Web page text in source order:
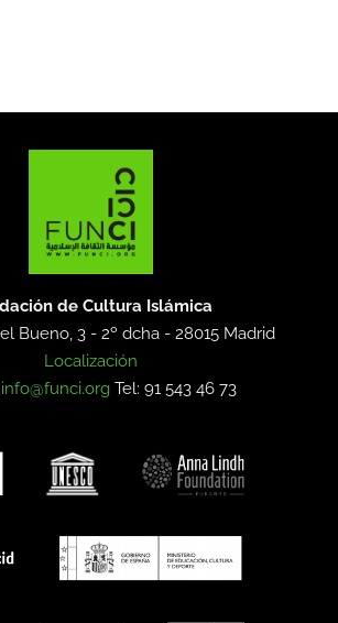
de Cultura Islámica
Bueno, 3 - 2º dcha -28015 Madrid
Localización
info@funci.org Tel: 91 543 46 73